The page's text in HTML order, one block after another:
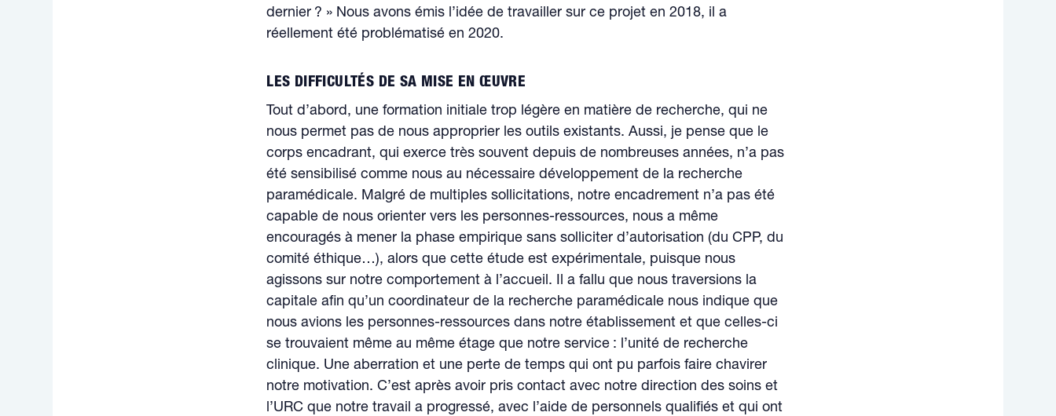
dernier ? » Nous avons émis l’idée de travailler sur ce projet en 2018, il a
réellement été problématisé en 2020.
LES DIFFICULTÉS DE SA MISE EN ŒUVRE
Tout d’abord, une formation initiale trop légère en matière de recherche, qui ne
nous permet pas de nous approprier les outils existants. Aussi, je pense que le
corps encadrant, qui exerce très souvent depuis de nombreuses années, n’a pas
été sensibilisé comme nous au nécessaire développement de la recherche
paramédicale. Malgré de multiples sollicitations, notre encadrement n’a pas été
capable de nous orienter vers les personnes-ressources, nous a même
encouragés à mener la phase empirique sans solliciter d’autorisation (du CPP, du
comité éthique…), alors que cette étude est expérimentale, puisque nous
agissons sur notre comportement à l’accueil. Il a fallu que nous traversions la
capitale afin qu’un coordinateur de la recherche paramédicale nous indique que
nous avions les personnes-ressources dans notre établissement et que celles-ci
se trouvaient même au même étage que notre service : l’unité de recherche
clinique. Une aberration et une perte de temps qui ont pu parfois faire chavirer
notre motivation. C’est après avoir pris contact avec notre direction des soins et
l’URC que notre travail a progressé, avec l’aide de personnels qualifiés et qui ont